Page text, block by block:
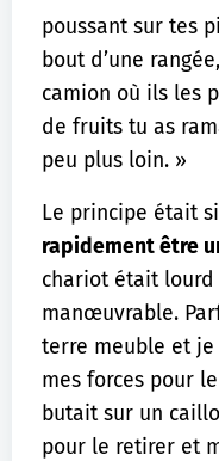
poussant sur tes
bout d’une
camion où ils les
de fruits tu as
peu plus loin. »
Le principe était
rapidement être
chariot était
manœuvrable.
terre meuble et
mes forces pour
butait sur un
pour le retirer et